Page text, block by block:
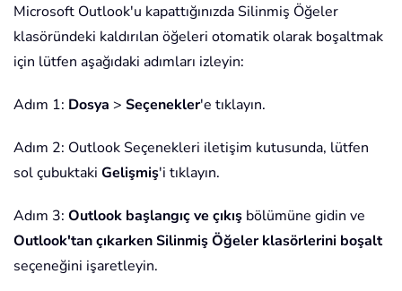
Microsoft Outlook'u kapattığınızda Silinmiş Öğeler
klasöründeki kaldırılan öğeleri otomatik olarak boşaltmak
için lütfen aşağıdaki adımları izleyin:
Adım 1: Dosya > Seçenekler'e tıklayın.
Adım 2: Outlook Seçenekleri iletişim kutusunda, lütfen
sol çubuktaki Gelişmiş'i tıklayın.
Adım 3: Outlook başlangıç ve çıkış bölümüne gidin ve
Outlook'tan çıkarken Silinmiş Öğeler klasörlerini boşalt
seçeneğini işaretleyin.